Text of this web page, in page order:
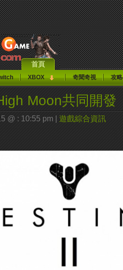
首頁
XBOX 奇聞奇視 攻
Moon共同開發
@ : 10:55 pm | 遊戲綜合資訊